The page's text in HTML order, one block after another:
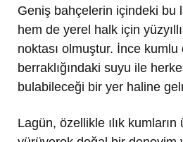
Geniş bahçelerin içindeki bu
hem de yerel halk için
noktası olmuştur. İnce
berraklığındaki suyu ile
bulabileceği bir yer haline
Lagün, özellikle ılık